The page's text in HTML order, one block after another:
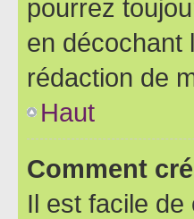
pourrez
en
rédaction de
Haut
Comment
Il est facile de